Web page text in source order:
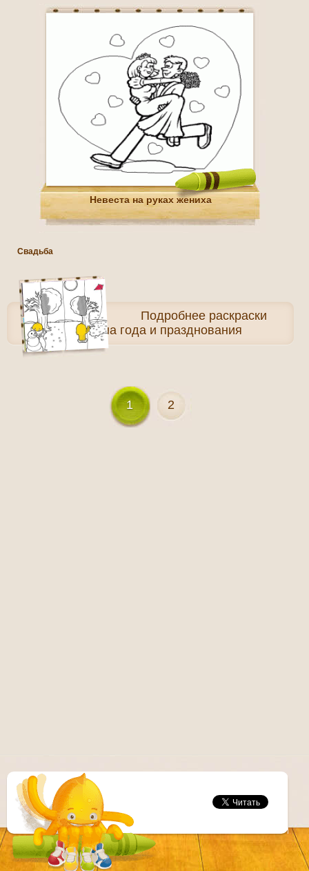
Невеста на руках жениха
Свадьба
Подробнее раскраски
Времена года и празднования
1 2